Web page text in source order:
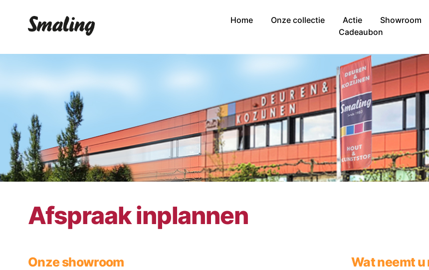
Home Onze collectie Actie Showroom
Cadeaubon
Afspraak inplannen
Onze showroom Wat neemt u